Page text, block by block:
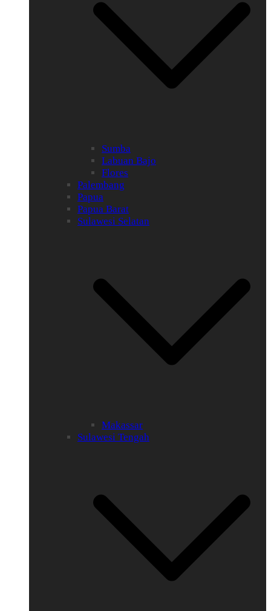
Sumba
Labuan Bajo
Flores
Palembang
Papua
Papua Barat
Sulawesi Selatan
Makassar
Sulawesi Tengah